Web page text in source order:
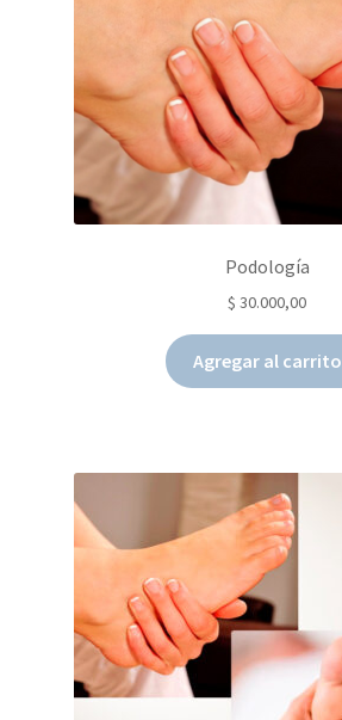
Podología
$ 30.000,00
Agregar al carrito